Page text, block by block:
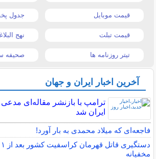
قیمت موبایل جدول
قیمت تبلت نهج
تیتر روزنامه ها صحیفه
آخرین اخبار ایران و جهان
ترامپ با بازنشر مقاله‌ای
ایران شد
فاجعه‌ای که میلاد محمدی به بار آورد!
مخفیانه